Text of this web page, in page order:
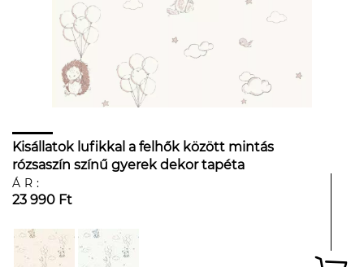
Kisállatok lufikkal a felhők között mintás
rózsaszín színű gyerek dekor tapéta
ÁR:
23 990 Ft